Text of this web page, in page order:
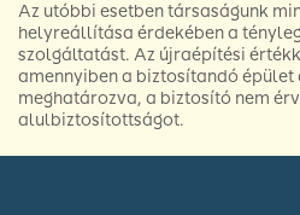
Az utóbbi esetben társaságunk
helyreállítása érdekében a
szolgáltatást. Az újraépítési
amennyiben a biztosítandó
meghatározva, a biztosító nem
alulbiztosítottságot.